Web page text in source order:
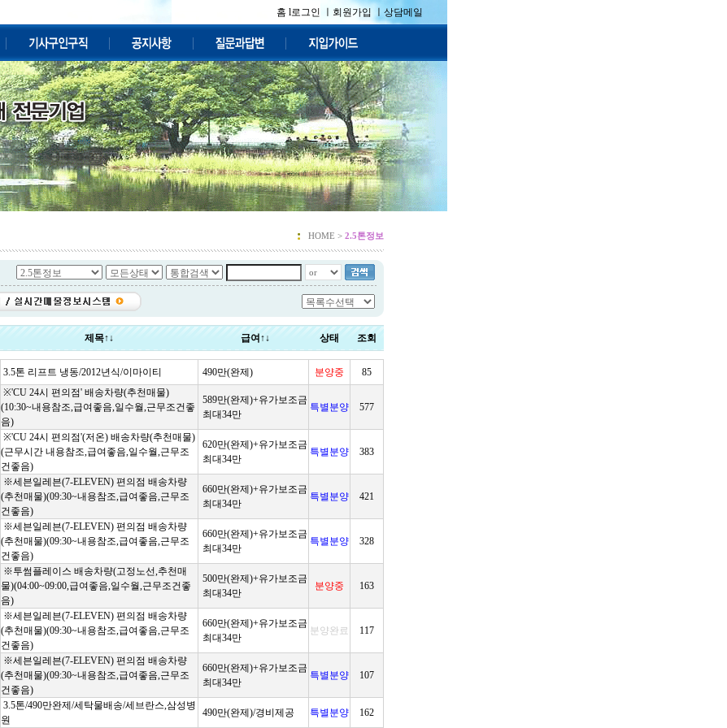
홈 l로그인 ㅣ 회원가입 ㅣ 상담메일
HOME > 2.5톤정보
제목↑↓ 급여↑↓ 상태 조회
3.5톤 리프트 냉동/2012년식/이마이티 490만(완제) 분양중 85
※'CU 24시 편의점' 배송차량(추천매물)
(10:30~내용참조,급여좋음,일수월,근무조건좋
음)
589만(완제)+유가보조금
최대34만
특별분양 577
※'CU 24시 편의점'(저온) 배송차량(추천매물)
(근무시간 내용참조,급여좋음,일수월,근무조
건좋음)
620만(완제)+유가보조금
최대34만
특별분양 383
※세븐일레븐(7-ELEVEN) 편의점 배송차량
(추천매물)(09:30~내용참조,급여좋음,근무조
건좋음)
660만(완제)+유가보조금
최대34만
특별분양 421
※세븐일레븐(7-ELEVEN) 편의점 배송차량
(추천매물)(09:30~내용참조,급여좋음,근무조
건좋음)
660만(완제)+유가보조금
최대34만
특별분양 328
※투썸플레이스 배송차량(고정노선,추천매
물)(04:00~09:00,급여좋음,일수월,근무조건좋
음)
500만(완제)+유가보조금
최대34만
분양중 163
※세븐일레븐(7-ELEVEN) 편의점 배송차량
(추천매물)(09:30~내용참조,급여좋음,근무조
건좋음)
660만(완제)+유가보조금
최대34만
분양완료 117
※세븐일레븐(7-ELEVEN) 편의점 배송차량
(추천매물)(09:30~내용참조,급여좋음,근무조
건좋음)
660만(완제)+유가보조금
최대34만
특별분양 107
3.5톤/490만완제/세탁물배송/세브란스,삼성병
원
490만(완제)/경비제공 특별분양 162